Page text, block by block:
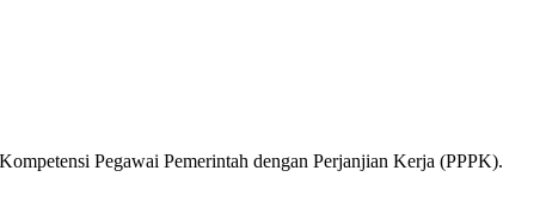
Pegawai Pemerintah dengan Perjanjian Kerja (PPPK).